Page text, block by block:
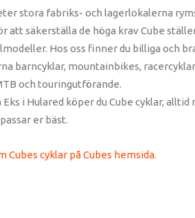
stora fabriks- och lagerlokalerna
att säkerställa de höga krav Cube
Hos oss finner du billiga och
barncyklar, mountainbikes,
och touringutförande.
Eks i Hulared köper du Cube cyklar,
er bäst.
Cubes cyklar på Cubes hemsida.